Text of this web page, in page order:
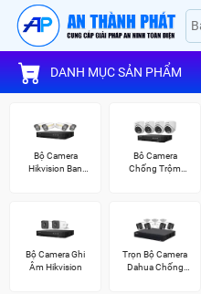
DANH MỤC SẢN PHẨM
Bộ Camera
Hikvision Ban
Bô Camera
Chống Trộm
Bộ Camera Ghi
Âm Hikvision
Trọn Bộ Camera
Dahua Chống